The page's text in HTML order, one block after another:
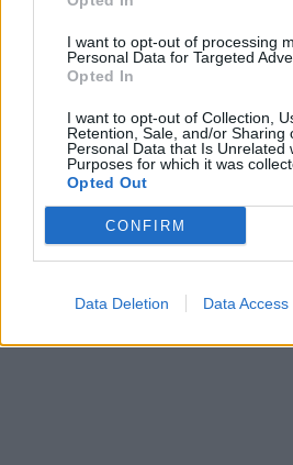
I want to opt-out of processing
Personal Data for Targeted
Opted In
I want to opt-out of Collection,
Retention, Sale, and/or Sharing
Personal Data that Is Unrelated
Purposes for which it was
Opted Out
CONFIRM
Data Deletion Data Access